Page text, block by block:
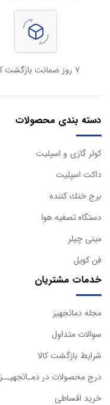
۷ روز ضمانت بازگشت کالا
دسته بندی محصولات
كولر گازی و اسپليت
داكت اسپليت
برج خنك كننده
دستگاه تصفيه هوا
مینی چیلر
فن کویل
خدمات مشتریان
مجله دماتجهیز
سوالات متداول
شرایط بازگشت کالا
درج محصولات در دمـاتجهیــز
خرید اقساطی